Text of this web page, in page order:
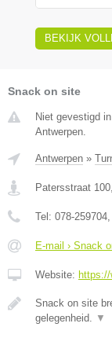
BEKIJK
Snack on site
Niet gevestigd
Antwerpen.
Antwerpen »
Patersstraat 100,
Tel: 078-259704
E-mail › Snack
Website:
Snack on site
gelegenheid. ▼